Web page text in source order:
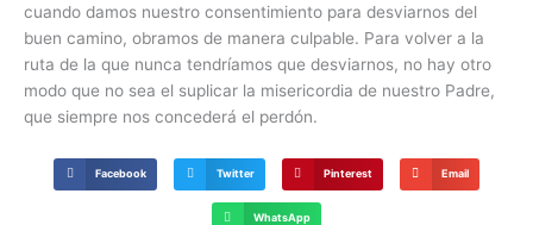
cuando damos nuestro consentimiento para desviarnos del
buen camino, obramos de manera culpable. Para volver a la
ruta de la que nunca tendríamos que desviarnos, no hay otro
modo que no sea el suplicar la misericordia de nuestro Padre,
que siempre nos concederá el perdón.
Facebook Twitter Pinterest Email
WhatsApp